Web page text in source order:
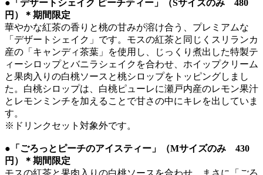
●「デザートシェイク ピーチティー」（Sサイズのみ 480
円）＊期間限定
華やかな紅茶の香りと桃の甘みが溶け合う、プレミアムな
「デザートシェイク」です。モスの紅茶と同じくスリランカ
産の「キャンディ茶葉」を使用し、じっくり煮出した特製テ
ィーシロップとバニラシェイクを合わせ、ホイップクリーム
と果肉入りの白桃ソースと桃シロップをトッピングしまし
た。白桃シロップは、白桃ピューレに瀬戸内産のレモン果汁
とレモンミンチを加えることで甘さの中にキレを出していま
す。
※ドリンクセット対象外です。
●「ごろっとピーチのアイスティー」（Mサイズのみ 430
円）＊期間限定
モスの紅茶と果肉入りの白桃ソースを合わせ、まさに「ごろ